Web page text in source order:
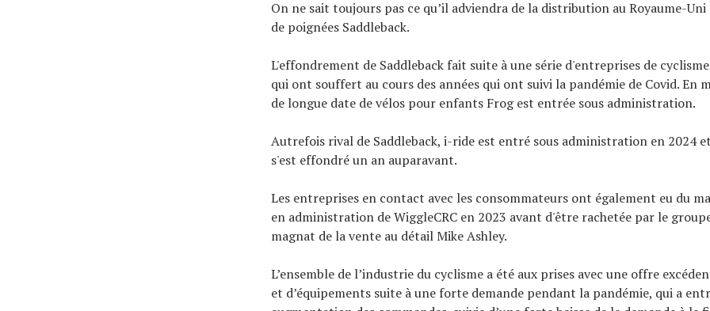
On ne sait toujours pas ce qu’il adviendra de la distribution au Royaume-Uni
de poignées Saddleback.
L'effondrement de Saddleback fait suite à une série d'entreprises de
qui ont souffert au cours des années qui ont suivi la pandémie de Covid. En
de longue date de vélos pour enfants Frog est entrée sous administration.
Autrefois rival de Saddleback, i-ride est entré sous administration en 2024
s'est effondré un an auparavant.
Les entreprises en contact avec les consommateurs ont également eu du
en administration de WiggleCRC en 2023 avant d'être rachetée par le
magnat de la vente au détail Mike Ashley.
L’ensemble de l’industrie du cyclisme a été aux prises avec une offre
et d’équipements suite à une forte demande pendant la pandémie, qui a